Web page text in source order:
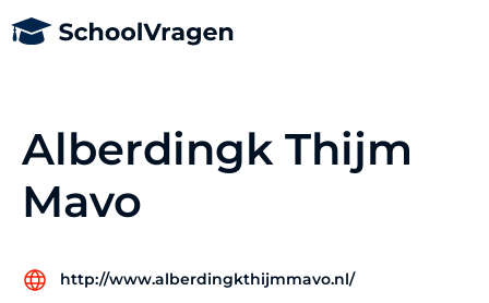
Alberdingk Thijm
Mavo
http://www.alberdingkthijmmavo.nl/